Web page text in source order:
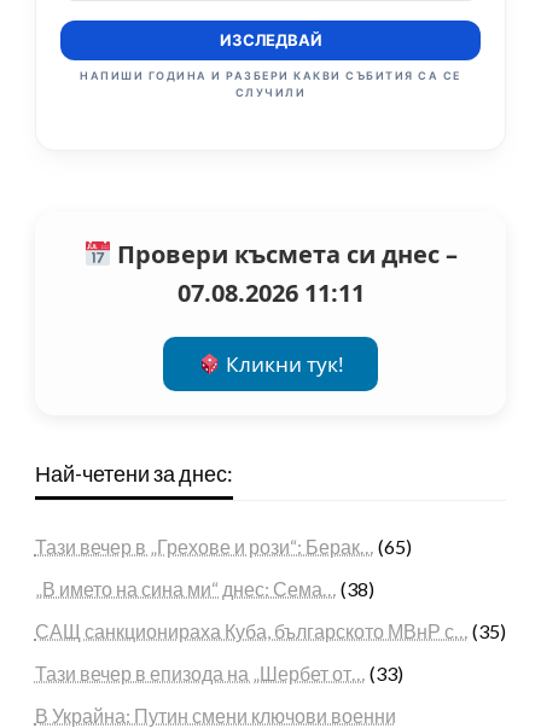
ИЗСЛЕДВАЙ
НАПИШИ ГОДИНА И РАЗБЕРИ КАКВИ СЪБИТИЯ СА СЕ
СЛУЧИЛИ
Провери късмета си днес –
07.08.2026 11:11
Кликни тук!
Най-четени за днес:
Тази вечер в „Грехове и рози“: Берак… (65)
„В името на сина ми“ днес: Сема… (38)
САЩ санкционираха Куба, българското МВнР с… (35)
Тази вечер в епизода на „Шербет от… (33)
В Украйна: Путин смени ключови военни